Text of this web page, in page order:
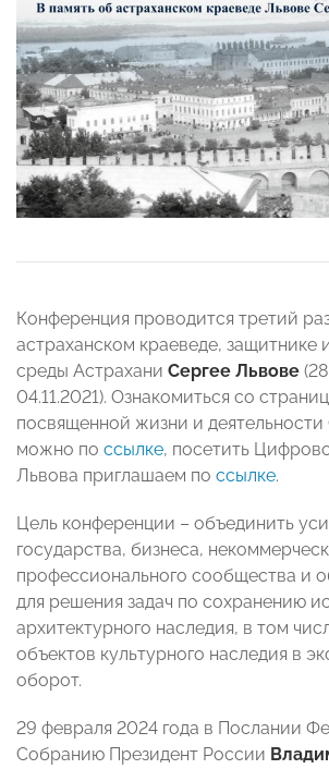
Конференция проводится третий
астраханском краеведе, защитнике
среды Астрахани Сергее Львове
04.11.2021). Ознакомиться со
посвященной жизни и деятельности
можно по ссылке, посетить
Львова приглашаем по ссылке.
Цель конференции – объединить
государства, бизнеса,
профессионального сообщества и
для решения задач по сохранению
архитектурного наследия, в том
объектов культурного наследия в
оборот.
29 февраля 2024 года в Послании
Собранию Президент России